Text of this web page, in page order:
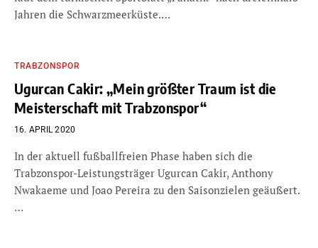
Jahren die Schwarzmeerküste.…
TRABZONSPOR
Ugurcan Cakir: „Mein größter Traum ist die
Meisterschaft mit Trabzonspor“
16. APRIL 2020
In der aktuell fußballfreien Phase haben sich die
Trabzonspor-Leistungsträger Ugurcan Cakir, Anthony
Nwakaeme und Joao Pereira zu den Saisonzielen geäußert.
…